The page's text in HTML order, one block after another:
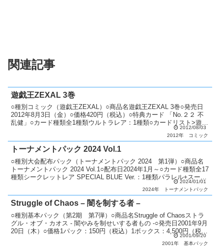
関連記事
遊戯王ZEXAL 3巻
○種別コミック（遊戯王ZEXAL）○商品名遊戯王ZEXAL 3巻○発売日
2012年8月3日（金）○価格420円（税込）○特典カード 「No.２２ 不
乱健」○カード種類全1種類ウルトラレア：1種類○カードリスト>遊戯
2012/08/03
2012年
コミック
トーナメントパック 2024 Vol.1
○種別大会配布パック（トーナメントパック 2024 第1弾）○商品名
トーナメントパック 2024 Vol.1○配布日2024年1月～○カード種類全17
種類シークレットレア SPECIAL BLUE Ver.：1種類パラレル+スーパ
2024/01/01
2024年
トーナメントパック
Struggle of Chaos – 闇を制する者 –
○種別基本パック（第2期 第7弾）○商品名Struggle of Chaosストラ
グル・オブ・カオス - 闇やみを制せいする者もの -○発売日2001年9月
20日（木）○価格1パック：150円（税込）1ボックス：4,500円（税
2001/09/20
2001年
基本パック